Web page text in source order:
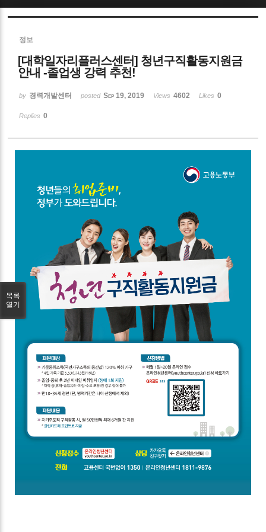
정보
[대학일자리플러스센터] 청년구직활동지원금
안내 -졸업생 강력 추천!
by 경력개발센터 posted Sep 19, 2019 Views 4602 Likes 0
Replies 0
목록
열기
Sketchbook5, 스케치북5
Sketchbook5, 스케치북5